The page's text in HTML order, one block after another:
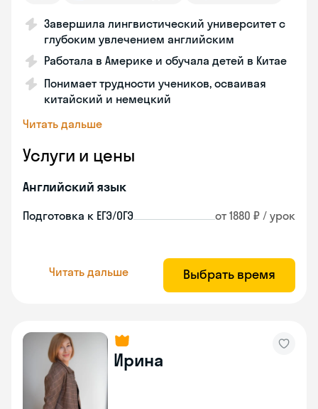
Завершила лингвистический университет с
глубоким увлечением английским
Работала в Америке и обучала детей в Китае
Понимает трудности учеников, осваивая
китайский и немецкий
Читать дальше
Услуги и цены
Английский язык
Подготовка к ЕГЭ/ОГЭ от 1880 ₽ / урок
Читать дальше Выбрать время
Ирина